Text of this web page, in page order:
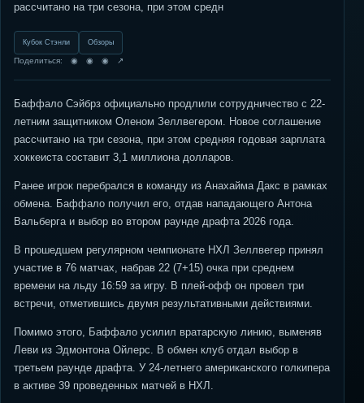
рассчитано на три сезона, при этом средн
Кубок Стэнли Обзоры
Поделиться: ◉ ◉ ◉ ↗
Баффало Сэйбрз официально продлили сотрудничество с 22-
летним защитником Оленом Зеллвегером. Новое соглашение
рассчитано на три сезона, при этом средняя годовая зарплата
хоккеиста составит 3,1 миллиона долларов.
Ранее игрок перебрался в команду из Анахайма Дакс в рамках
обмена. Баффало получил его, отдав нападающего Антона
Вальберга и выбор во втором раунде драфта 2026 года.
В прошедшем регулярном чемпионате НХЛ Зеллвегер принял
участие в 76 матчах, набрав 22 (7+15) очка при среднем
времени на льду 16:59 за игру. В плей-офф он провел три
встречи, отметившись двумя результативными действиями.
Помимо этого, Баффало усилил вратарскую линию, выменяв
Леви из Эдмонтона Ойлерс. В обмен клуб отдал выбор в
третьем раунде драфта. У 24-летнего американского голкипера
в активе 39 проведенных матчей в НХЛ.